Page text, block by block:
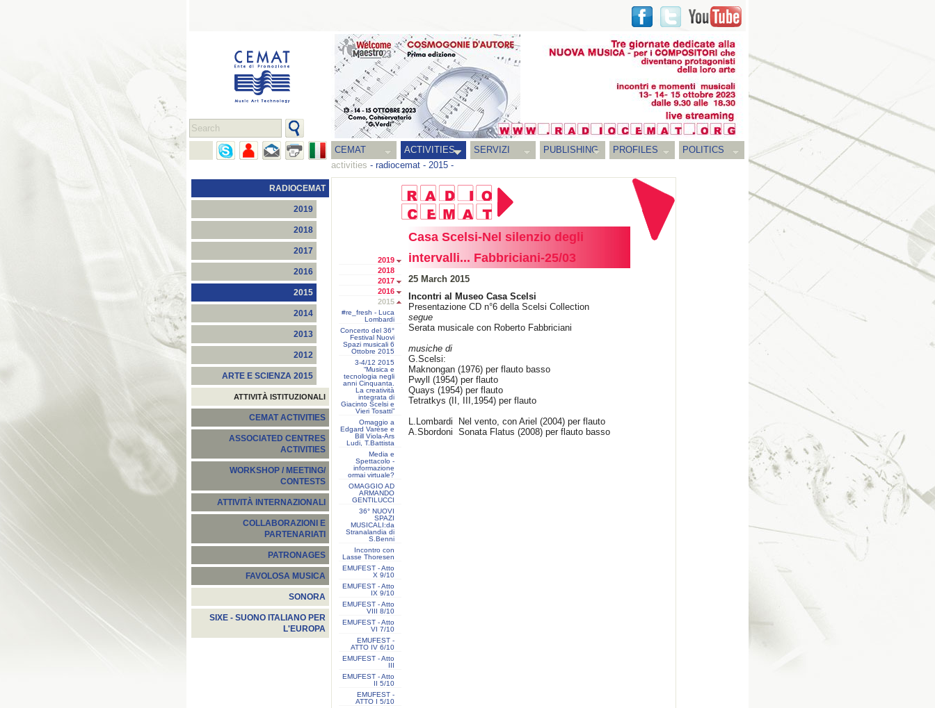
CEMAT ACTIVITIES SERVIZI PUBLISHING PROFILES
POLITICS
activities - radiocemat - 2015 -
RADIOCEMAT
2019
2018
2017
2016
2015
2014
2013
2012
ARTE E SCIENZA 2015
ATTIVITÀ ISTITUZIONALI
CEMAT ACTIVITIES
ASSOCIATED CENTRES
ACTIVITIES
WORKSHOP / MEETING/
CONTESTS
ATTIVITÀ INTERNAZIONALI
COLLABORAZIONI E
PARTENARIATI
PATRONAGES
FAVOLOSA MUSICA
SONORA
SIXE - SUONO ITALIANO PER
L'EUROPA
2019
2018
2017
2016
2015
#re_fresh - Luca
Lombardi
Concerto del 36°
Festival Nuovi
Spazi musicali 6
Ottobre 2015
3-4/12 2015
“Musica e
tecnologia negli
anni Cinquanta.
La creatività
integrata di
Giacinto Scelsi e
Vieri Tosatti”
Omaggio a
Edgard Varèse e
Bill Viola-Ars
Ludi, T.Battista
Media e
Spettacolo -
informazione
ormai virtuale?
OMAGGIO AD
ARMANDO
GENTILUCCI
36° NUOVI
SPAZI
MUSICALI:da
Stranalandia di
S.Benni
Incontro con
Lasse Thoresen
EMUFEST - Atto
X 9/10
EMUFEST - Atto
IX 9/10
EMUFEST - Atto
VIII 8/10
EMUFEST - Atto
VI 7/10
EMUFEST -
ATTO IV 6/10
EMUFEST - Atto
III
EMUFEST - Atto
II 5/10
EMUFEST -
ATTO I 5/10
Casa Scelsi-Nel silenzio degli
intervalli... Fabbriciani-25/03
25 March 2015
Incontri al Museo Casa Scelsi
Presentazione CD n°6 della Scelsi Collection
segue
Serata musicale con Roberto Fabbriciani
musiche di
G.Scelsi:
Maknongan (1976) per flauto basso
Pwyll (1954) per flauto
Quays (1954) per flauto
Tetratkys (II, III,1954) per flauto
L.Lombardi Nel vento, con Ariel (2004) per flauto
A.Sbordoni Sonata Flatus (2008) per flauto basso